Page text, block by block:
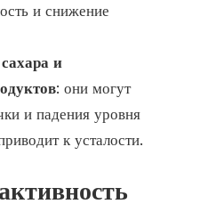
и снижение
и
: они могут
и падения уровня
к усталости.